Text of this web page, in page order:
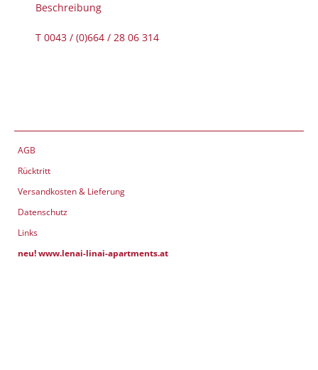
Beschreibung
T 0043 / (0)664 / 28 06 314
AGB
Rücktritt
Versandkosten & Lieferung
Datenschutz
Links
neu! www.lenai-linai-apartments.at